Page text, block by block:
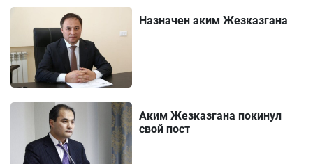
Назначен аким Жезказгана
Аким Жезказгана покинул
свой пост